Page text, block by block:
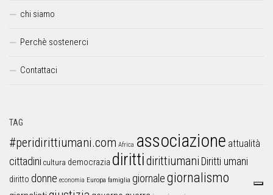
chi siamo
Perchè sostenerci
Contattaci
TAG
#peridirittiumani.com Africa associazione attualità
cittadini cultura democrazia dirittidirittiumani Diritti umani
diritto donne economia Europa famiglia giornalegiornalismo